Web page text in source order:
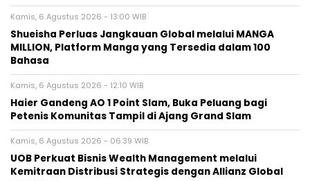
Kamis, 6 Agustus 2026 - 13:00 WIB
Shueisha Perluas Jangkauan Global melalui MANGA
MILLION, Platform Manga yang Tersedia dalam 100
Bahasa
Kamis, 6 Agustus 2026 - 12:10 WIB
Haier Gandeng AO 1 Point Slam, Buka Peluang bagi
Petenis Komunitas Tampil di Ajang Grand Slam
Kamis, 6 Agustus 2026 - 06:39 WIB
UOB Perkuat Bisnis Wealth Management melalui
Kemitraan Distribusi Strategis dengan Allianz Global